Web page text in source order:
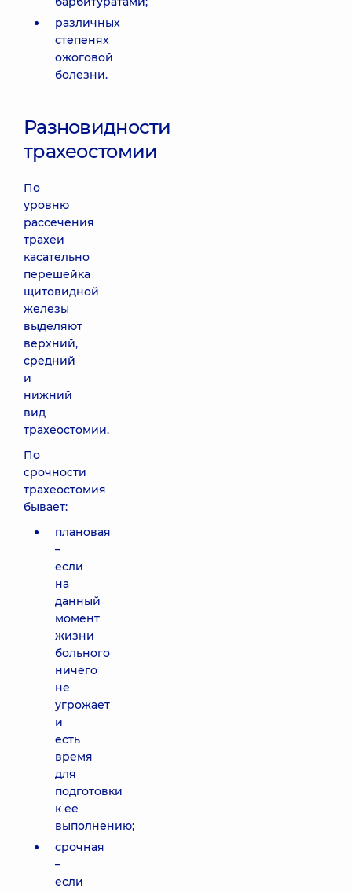
различных
степенях
ожоговой
болезни.
Разновидности
трахеостомии
По
уровню
рассечения
трахеи
касательно
перешейка
щитовидной
железы
выделяют
верхний,
средний
и
нижний
вид
трахеостомии.
По
срочности
трахеостомия
бывает:
плановая
–
если
на
данный
момент
жизни
больного
ничего
не
угрожает
и
есть
время
для
подготовки
к ее
выполнению;
срочная
–
если